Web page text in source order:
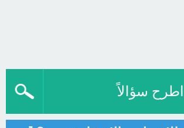
اطرح سؤالاً